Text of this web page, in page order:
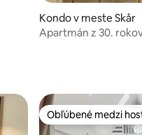
Kondo v meste Skår
Apartmán z 30.
Obľúbené medzi
Obľúbené medzi